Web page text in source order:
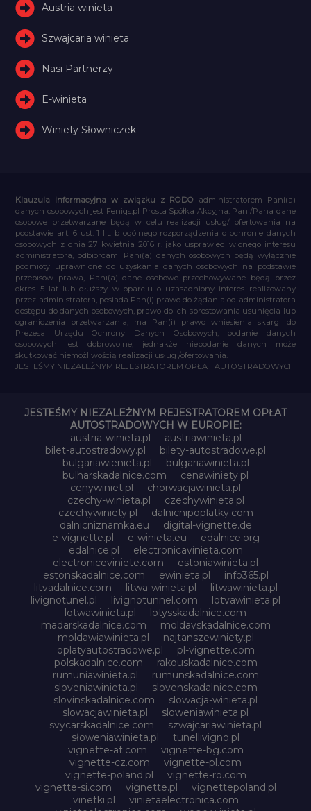
Austria winieta
Szwajcaria winieta
Nasi Partnerzy
E-winieta
Winiety Słowniczek
Klauzula informacyjna w związku z RODO administratorem Pani(a)
danych osobowych jest Feniqs.pl Prosta Spółka Akcyjna. Pani/Pana dane
osobowe przetwarzane będą w celu realizacji usług/ ofertowania na
podstawie art. 6 ust. 1 lit. b ogólnego rozporządzenia o ochronie danych
osobowych z dnia 27 kwietnia 2016 r. jako usprawiedliwionego interesu
administratora, odbiorcami Pani(a) danych osobowych będą wyłącznie
podmioty uprawnione do uzyskania danych osobowych na podstawie
przepisów prawa, Pani(a) dane osobowe przechowywane będą przez
okres 5 lat lub dłuższy w oparciu o uzasadniony interes realizowany
przez administratora, posiada Pan(i) prawo do żądania od administratora
dostępu do danych osobowych, prawo do ich sprostowania usunięcia lub
ograniczenia przetwarzania, ma Pan(i) prawo wniesienia skargi do
Prezesa Urzędu Ochrony Danych Osobowych, podanie danych
osobowych jest dobrowolne, jednakże niepodanie danych może
skutkować niemożliwością realizacji usług /ofertowania.
JESTEŚMY NIEZALEŻNYM REJESTRATOREM OPŁAT AUTOSTRADOWYCH
JESTEŚMY NIEZALEŻNYM REJESTRATOREM OPŁAT
AUTOSTRADOWYCH W EUROPIE:
austria-winieta.pl
austriawinieta.pl
bilet-autostradowy.pl
bilety-autostradowe.pl
bulgariawienieta.pl
bulgariawinieta.pl
bulharskadalnice.com
cenawiniety.pl
cenywiniet.pl
chorwacjawinieta.pl
czechy-winieta.pl
czechywinieta.pl
czechywiniety.pl
dalnicnipoplatky.com
dalnicniznamka.eu
digital-vignette.de
e-vignette.pl
e-winieta.eu
edalnice.org
edalnice.pl
electronicavinieta.com
electroniceviniete.com
estoniawinieta.pl
estonskadalnice.com
ewinieta.pl
info365.pl
litvadalnice.com
litwa-winieta.pl
litwawinieta.pl
livignotunel.pl
livignotunnel.com
lotvawinieta.pl
lotwawinieta.pl
lotysskadalnice.com
madarskadalnice.com
moldavskadalnice.com
moldawiawinieta.pl
najtanszewiniety.pl
oplatyautostradowe.pl
pl-vignette.com
polskadalnice.com
rakouskadalnice.com
rumuniawinieta.pl
rumunskadalnice.com
sloveniawinieta.pl
slovenskadalnice.com
slovinskadalnice.com
slowacja-winieta.pl
slowacjawinieta.pl
sloweniawinieta.pl
svycarskadalnice.com
szwajcariawinieta.pl
słoweniawinieta.pl
tunellivigno.pl
vignette-at.com
vignette-bg.com
vignette-cz.com
vignette-pl.com
vignette-poland.pl
vignette-ro.com
vignette-si.com
vignette.pl
vignettepoland.pl
vinetki.pl
vinietaelectronica.com